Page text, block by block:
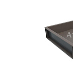
В избранное